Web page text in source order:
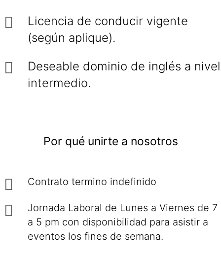
Licencia de conducir vigente
(según aplique).
Deseable dominio de inglés a nivel
intermedio.
Por qué unirte a nosotros
Contrato termino indefinido
Jornada Laboral de Lunes a Viernes de 7
a 5 pm con disponibilidad para asistir a
eventos los fines de semana.